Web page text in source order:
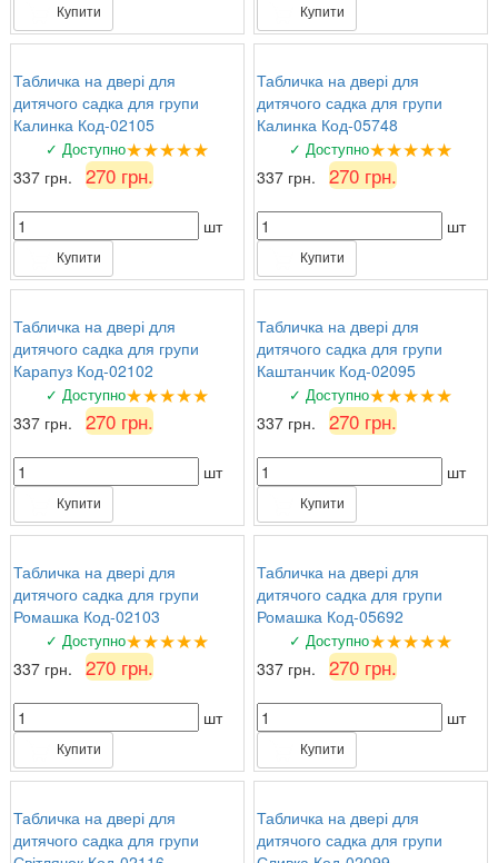
Купити Купити
Табличка на двері для
дитячого садка для групи
Калинка Код-02105
✓ Доступно★★★★★
337 грн. 270 грн.
шт
Купити
Табличка на двері для
дитячого садка для групи
Калинка Код-05748
✓ Доступно★★★★★
337 грн. 270 грн.
шт
Купити
Табличка на двері для
дитячого садка для групи
Карапуз Код-02102
✓ Доступно★★★★★
337 грн. 270 грн.
шт
Купити
Табличка на двері для
дитячого садка для групи
Каштанчик Код-02095
✓ Доступно★★★★★
337 грн. 270 грн.
шт
Купити
Табличка на двері для
дитячого садка для групи
Ромашка Код-02103
✓ Доступно★★★★★
337 грн. 270 грн.
шт
Купити
Табличка на двері для
дитячого садка для групи
Ромашка Код-05692
✓ Доступно★★★★★
337 грн. 270 грн.
шт
Купити
Табличка на двері для
дитячого садка для групи
Табличка на двері для
дитячого садка для групи